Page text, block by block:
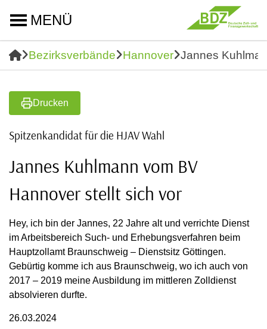
MENÜ
Bezirksverbände Hannover Jannes
Drucken
Spitzenkandidat für die HJAV Wahl
Jannes Kuhlmann vom BV
Hannover stellt sich vor
Hey, ich bin der Jannes, 22 Jahre alt und verrichte Dienst
im Arbeitsbereich Such- und Erhebungsverfahren beim
Hauptzollamt Braunschweig – Dienstsitz Göttingen.
Gebürtig komme ich aus Braunschweig, wo ich auch von
2017 – 2019 meine Ausbildung im mittleren Zolldienst
absolvieren durfte.
26.03.2024